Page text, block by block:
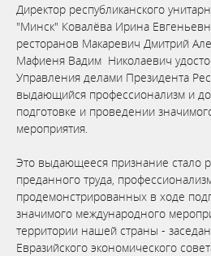
Директор республиканского
"Минск" Ковалёва Ирина
ресторанов Макаревич Дмитрий
Мафиеня Вадим Николаевич
Управления делами Президента
выдающийся профессионализм и
подготовке и проведении
мероприятия.
Это выдающееся признание стало
преданного труда,
продемонстрированных в ходе
значимого международного
территории нашей страны -
Евразийского экономического